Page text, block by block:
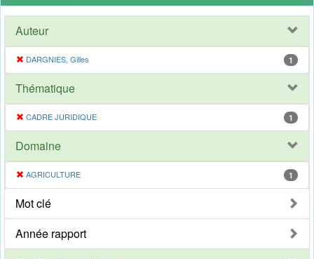
Auteur
DARGNIES, Gilles 1
Thématique
CADRE JURIDIQUE 1
Domaine
AGRICULTURE 1
Mot clé
Année rapport